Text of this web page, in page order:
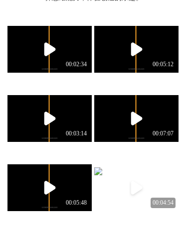
00:02:34 00:05:12
00:03:14 00:07:07
00:05:48 00:04:54